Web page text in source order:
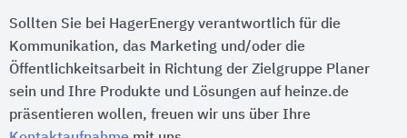
Sollten Sie bei HagerEnergy verantwortlich für die
Kommunikation, das Marketing und/oder die
Öffentlichkeitsarbeit in Richtung der Zielgruppe Planer
sein und Ihre Produkte und Lösungen auf heinze.de
präsentieren wollen, freuen wir uns über Ihre